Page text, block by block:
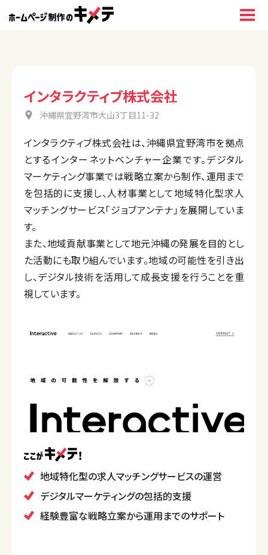
インタラクティブ株式会社
沖縄県宜野湾市大山3丁目11-32
インタラクティブ株式会社は、沖縄県宜野湾市を拠点
とするインターネットベンチャー企業です。デジタル
マーケティング事業では戦略立案から制作、運用まで
を包括的に支援し、人材事業として地域特化型求人
マッチングサービス「ジョブアンテナ」を展開していま
す。
また、地域貢献事業として地元沖縄の発展を目的とし
た活動にも取り組んでいます。地域の可能性を引き出
し、デジタル技術を活用して成長支援を行うことを重
視しています。
地域特化型の求人マッチングサービスの運営
デジタルマーケティングの包括的支援
経験豊富な戦略立案から運用までのサポート